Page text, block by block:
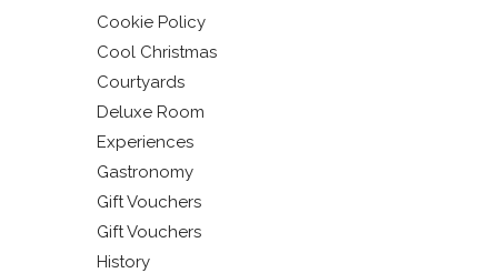
Cookie Policy
Cool Christmas
Courtyards
Deluxe Room
Experiences
Gastronomy
Gift Vouchers
Gift Vouchers
History